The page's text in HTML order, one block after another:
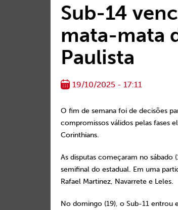
Sub-14
mata-mata
Paulista
19/10/2025 - 17:11
O fim de semana foi de decisões
compromissos válidos pelas fases
Corinthians.
As disputas começaram no
semifinal do estadual. Em uma
Rafael Martinez, Navarrete e Leles.
No domingo (19), o Sub-11 entrou